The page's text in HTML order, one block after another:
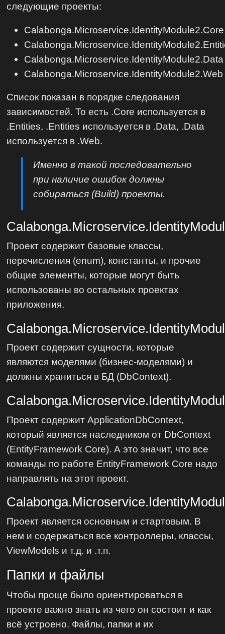
следующие проекты:
Calabonga.Microservice.IdentityModule2.Core
Calabonga.Microservice.IdentityModule2.Data
Calabonga.Microservice.IdentityModule2.Web
Список показан в порядке следования
зависимостей. То есть .Core используется в
.Entities, .Entities используется в .Data, .Data
используется в .Web.
Именно в такой последовательно
при наличие ошибок должны
собираться (Build) проекты.
Проект содержит базовые классы,
перечисления (enum), константы, и прочие
общие элементы, которые могут быть
использованы во остальных проектах
приложения.
Проект содержит сущности, которые
являются моделями (бизнес-моделями) и
должны храниться в БД (DbContext).
Проект содержит ApplicationDbContext,
который является наследником от DbContext
(EntityFramework Core). А это значит, что все
команды по работе EntityFramework Core надо
направлять на этот проект.
Проект является основным и стартовым. В
нем и содержаться все контроллеры, классы,
ViewModels и т.д. и .т.п.
Папки и файлы
Чтобы проще было ориентироваться в
проекте важно знать из чего он состоит и как
всё устроено. Файлы, папки и их